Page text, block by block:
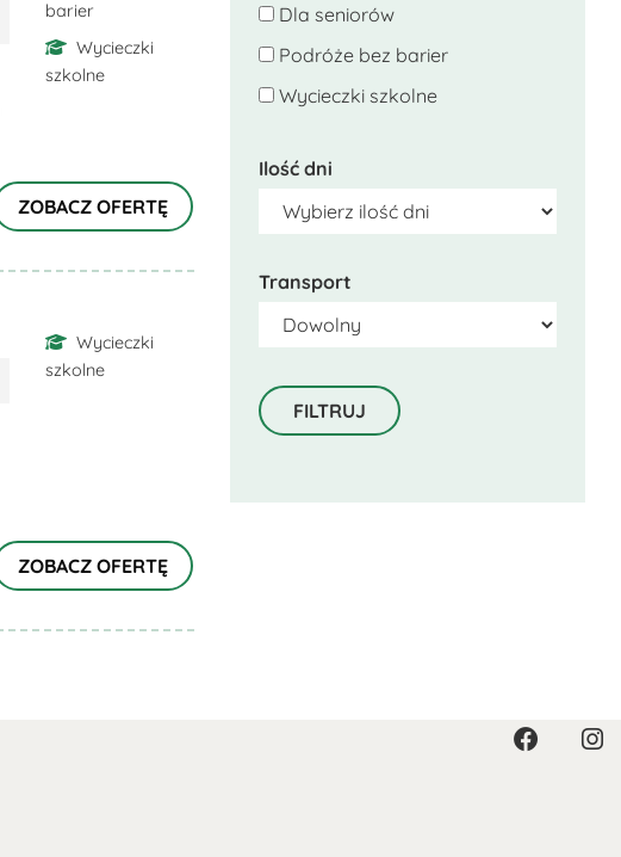
Dla seniorów
Podróże bez barier
Wycieczki szkolne
Ilość dni
Transport
barier
Wycieczki
szkolne
ZOBACZ OFERTĘ
Wycieczki
szkolne
ZOBACZ OFERTĘ